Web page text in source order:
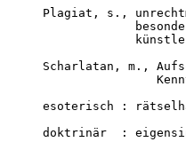
Plagiat, s.,
Scharlatan, m.,
esoterisch :
doktrinär  :